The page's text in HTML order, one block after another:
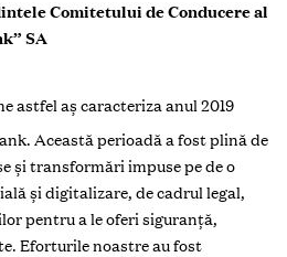
Comitetului de Conducere al
SA
astfel aş caracteriza anul 2019
Această perioadă a fost plină de
şi transformări impuse pe de o
şi digitalizare, de cadrul legal,
pentru a le oferi siguranţă,
Eforturile noastre au fost